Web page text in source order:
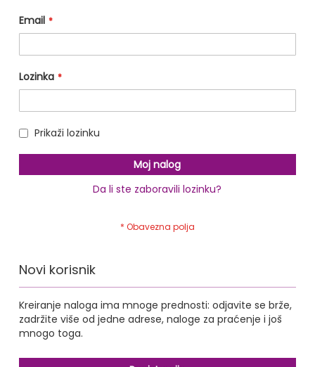
Email
Lozinka
Prikaži lozinku
Moj nalog
Da li ste zaboravili lozinku?
Novi korisnik
Kreiranje naloga ima mnoge prednosti: odjavite se brže,
zadržite više od jedne adrese, naloge za praćenje i još
mnogo toga.